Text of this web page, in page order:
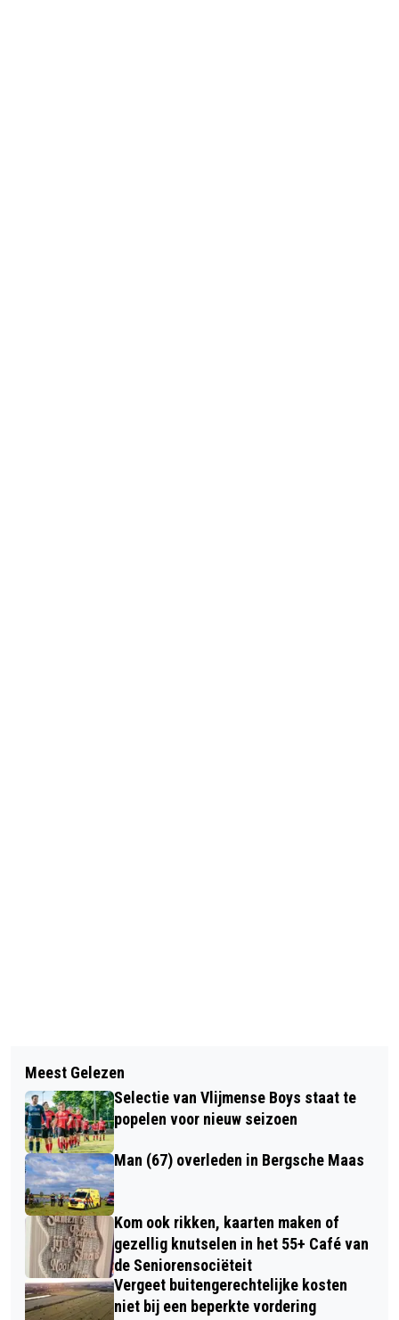
WAAROM JE HEUSDEN.NIEUWS.NL
KUNT TOEVOEGEN ALS
VOORKEURSBRON OP GOOGLE
MAN UIT GEMEENTE HEUSDEN KRIJGT
GEEN STRAF OPLICHTEN VAN
SNEAKERBEDRIJF
Meest Gelezen
Selectie van Vlijmense Boys staat te
popelen voor nieuw seizoen
Man (67) overleden in Bergsche Maas
Kom ook rikken, kaarten maken of
gezellig knutselen in het 55+ Café van
de Seniorensociëteit
Vergeet buitengerechtelijke kosten
niet bij een beperkte vordering